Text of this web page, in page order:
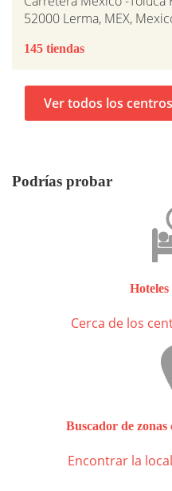
52000 Lerma, MEX,
145 tiendas
Ver todos los
Podrías probar
Cerca de los
Buscador de zonas
Encontrar la